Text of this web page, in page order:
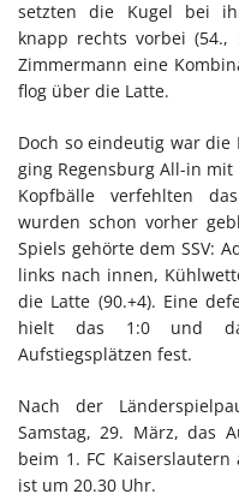
setzten die Kugel bei
knapp rechts vorbei (54.,
Zimmermann eine
flog über die Latte.
Doch so eindeutig war
ging Regensburg All-in
Kopfbälle verfehlten
wurden schon vorher
Spiels gehörte dem SSV:
links nach innen,
die Latte (90.+4). Eine
hielt das 1:0 und
Aufstiegsplätzen fest.
Nach der
Samstag, 29. März, das
beim 1. FC
ist um 20.30 Uhr.